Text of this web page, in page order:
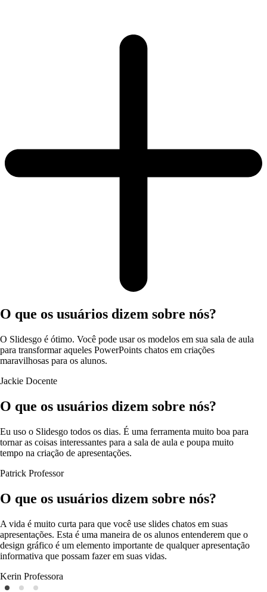
O que os usuários dizem sobre nós?
O Slidesgo é ótimo. Você pode usar os modelos em sua sala de aula
para transformar aqueles PowerPoints chatos em criações
maravilhosas para os alunos.
Jackie Docente
O que os usuários dizem sobre nós?
Eu uso o Slidesgo todos os dias. É uma ferramenta muito boa para
tornar as coisas interessantes para a sala de aula e poupa muito
tempo na criação de apresentações.
Patrick Professor
O que os usuários dizem sobre nós?
A vida é muito curta para que você use slides chatos em suas
apresentações. Esta é uma maneira de os alunos entenderem que o
design gráfico é um elemento importante de qualquer apresentação
informativa que possam fazer em suas vidas.
Kerin Professora